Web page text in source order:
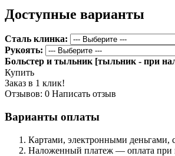
Доступные варианты
Сталь клинка:
Рукоять:
Больстер и тыльник [тыльник - при
Купить
Заказ в 1 клик!
Отзывов: 0 Написать отзыв
Варианты оплаты
Картами, электронными деньгами,
Наложенный платеж — оплата при